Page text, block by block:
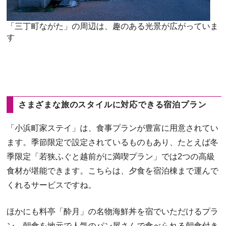
「三丁町ながた」の周辺は、趣のある光景が広がっていま
す
さまざまな旅のスタイルに対応できる宿泊プラン
「小浜町家ステイ」は、食事プランが豊富に用意されてい
ます。季節限定で設定されているものもあり、たとえば冬
季限定「若狭ふぐと越前がに満喫プラン」では2つの高級
食材が堪能できます。こちらは、夕食を宿泊棟まで運んで
くれるサービスですね。
ほかにも料亭「酔月」の名物海鮮丼を宿でいただけるプラ